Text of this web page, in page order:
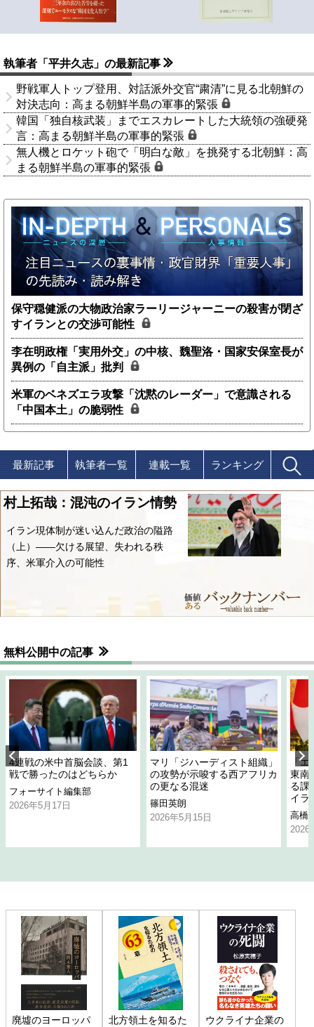
執筆者「平井久志」の最新記事
野戦軍人トップ登用、対話派外交官“粛清”に見る北朝鮮の
対決志向：高まる朝鮮半島の軍事的緊張
韓国「独自核武装」までエスカレートした大統領の強硬発
言：高まる朝鮮半島の軍事的緊張
無人機とロケット砲で「明白な敵」を挑発する北朝鮮：高
まる朝鮮半島の軍事的緊張
保守穏健派の大物政治家ラーリージャーニーの殺害が閉ざ
すイランとの交渉可能性
李在明政権「実用外交」の中核、魏聖洛・国家安保室長が
異例の「自主派」批判
米軍のベネズエラ攻撃「沈黙のレーダー」で意識される
「中国本土」の脆弱性
最新記事 執筆者一覧 連載一覧 ランキング
村上拓哉：混沌のイラン情勢
イラン現体制が迷い込んだ政治の隘路
（上）――欠ける展望、失われる秩
序、米軍介入の可能性
無料公開中の記事
4連戦の米中首脳会談、第1
戦で勝ったのはどちらか
フォーサイト編集部
2026年5月17日
マリ「ジハーディスト組織」
の攻勢が示唆する西アフリカ
の更なる混迷
篠田英朗
2026年5月15日
「
東南
る課
イラ
高橋
2026
廃墟のヨーロッパ
北方領土を知るた
ウクライナ企業の